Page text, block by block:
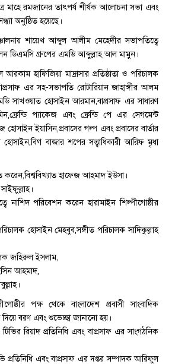
মাহে রমজানের তাৎপর্য শীর্ষক আলোচনা সভা এবং
অনুষ্ঠিত হয়েছে।
শায়েখ আব্দুল আলীম মেহেদীর সভাপতিত্বে
ডিএমসি গ্রুপের এমডি আব্দুল্লাহ আল মামুন।
হাফিজিয়া মাদ্রাসার প্রতিষ্ঠাতা ও পরিচালক
এর সহ-সভাপতি রোটারিয়ান জাহাঙ্গীর আলম
সাখওয়াত হোসাইন আরমান,বাপ্রসাফ এর সাধারণ
প্যাকেজ এবং ফ্রেন্ডি পে এর সেগমেন্ট
হোসাইন ইয়াসিন,প্রবাসের গল্প এবং প্রবাসের বার্তার
বাজার শপের সত্বাধিকারী আরিফ মৃধা
হাফেজ আহমাদ ইউসা।
নাশিদ পরিবেশন করেন হারামাইন শিল্পীগোষ্ঠীর
হোসাইন মেহবুব,সঙ্গীত পরিচালক সাদিকুল্লাহ
জহিরুল ইসলাম,
আহমাদ,
পক্ষ থেকে বাংলাদেশ প্রবাসী সাংবাদিক
বরণ এবং শুভেচ্ছা জানানো হয়।
রিয়াদ প্রতিনিধি এবং বাপ্রসাফ এর সাংগঠনিক
প্রতিনিধি এবং বাপ্রসাফ এর দপ্তর সম্পাদক আরিফুল